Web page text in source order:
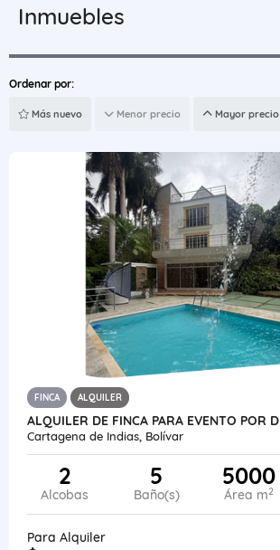
Inmuebles
Ordenar por:
Más nuevo Menor precio Mayor precio
FINCA ALQUILER
Cartagena de Indias, Bolívar
2
Alcobas
5
Baño(s)
5000
Área m2
Para Alquiler